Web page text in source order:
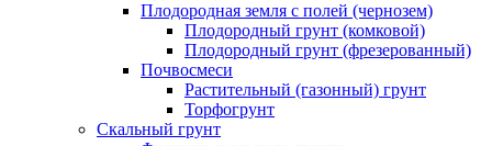
Плодородная земля с полей (чернозем)
Плодородный грунт (комковой)
Плодородный грунт (фрезерованный)
Почвосмеси
Растительный (газонный) грунт
Торфогрунт
Скальный грунт